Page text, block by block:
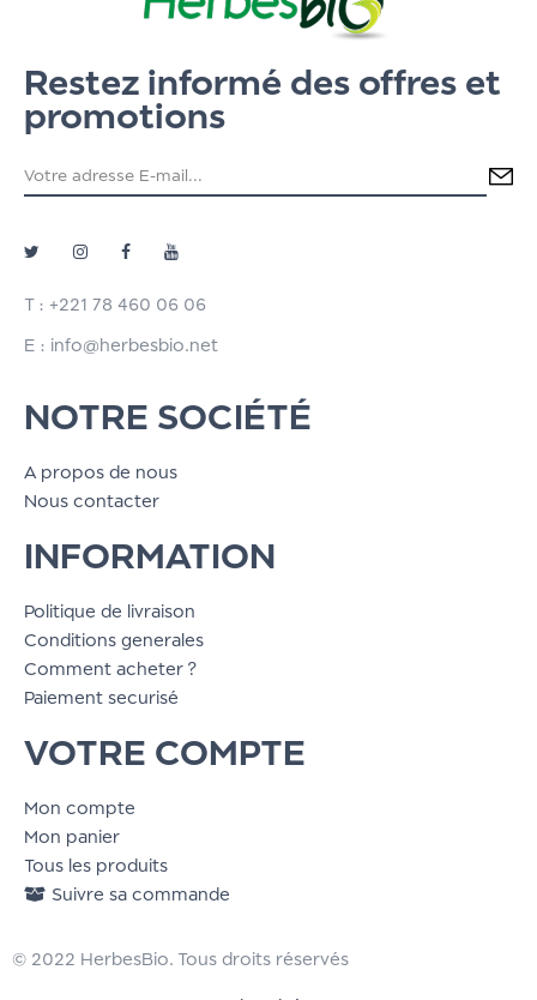
Restez informé des offres et
promotions
T : +221 78 460 06 06
E : info@herbesbio.net
NOTRE SOCIÉTÉ
A propos de nous
Nous contacter
INFORMATION
Politique de livraison
Conditions generales
Comment acheter ?
Paiement securisé
VOTRE COMPTE
Mon compte
Mon panier
Tous les produits
Suivre sa commande
© 2022 HerbesBio. Tous droits réservés